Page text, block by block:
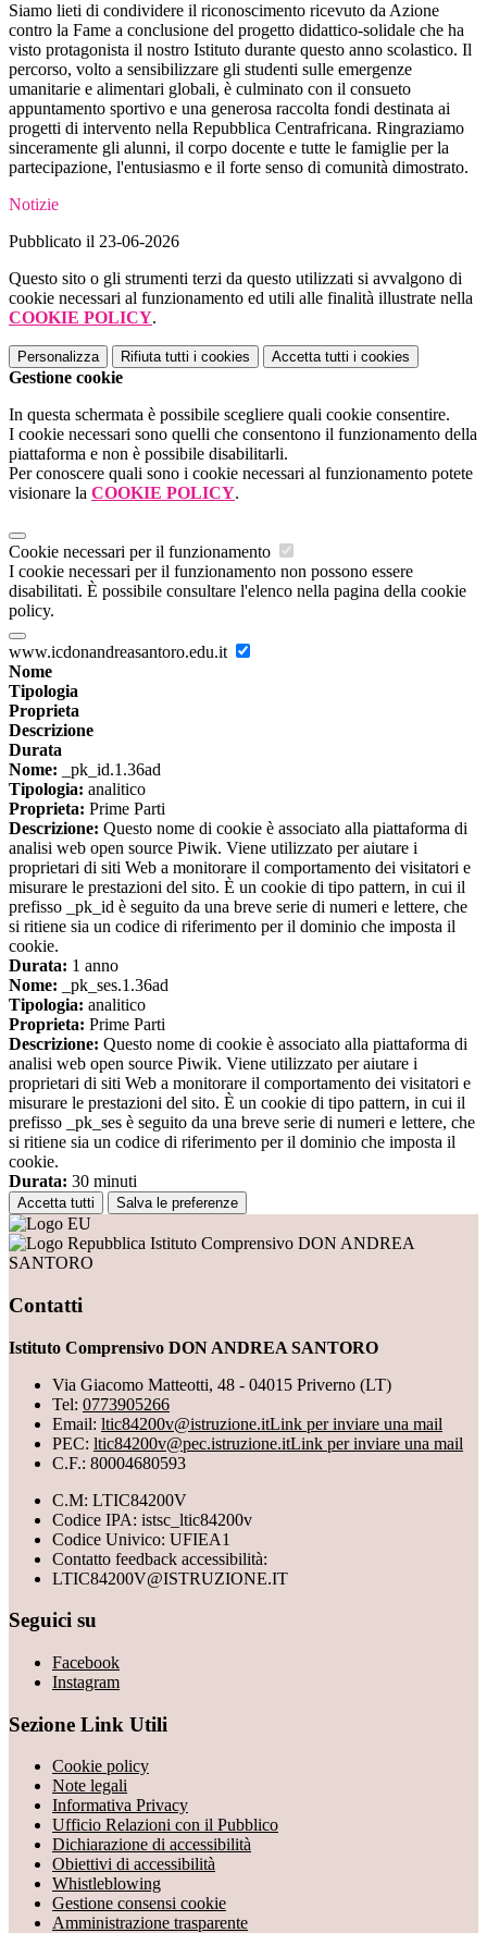
Siamo lieti di condividere il riconoscimento ricevuto da Azione
contro la Fame a conclusione del progetto didattico-solidale che ha
visto protagonista il nostro Istituto durante questo anno scolastico. Il
percorso, volto a sensibilizzare gli studenti sulle emergenze
umanitarie e alimentari globali, è culminato con il consueto
appuntamento sportivo e una generosa raccolta fondi destinata ai
progetti di intervento nella Repubblica Centrafricana. Ringraziamo
sinceramente gli alunni, il corpo docente e tutte le famiglie per la
partecipazione, l'entusiasmo e il forte senso di comunità dimostrato.
Notizie
Pubblicato il 23-06-2026
Questo sito o gli strumenti terzi da questo utilizzati si avvalgono di
cookie necessari al funzionamento ed utili alle finalità illustrate nella
COOKIE POLICY.
Personalizza Rifiuta tutti i cookies Accetta tutti i cookies
Gestione cookie
In questa schermata è possibile scegliere quali cookie consentire.
I cookie necessari sono quelli che consentono il funzionamento della
piattaforma e non è possibile disabilitarli.
Per conoscere quali sono i cookie necessari al funzionamento potete
visionare la COOKIE POLICY.
Cookie necessari per il funzionamento
I cookie necessari per il funzionamento non possono essere
disabilitati. È possibile consultare l'elenco nella pagina della cookie
policy.
www.icdonandreasantoro.edu.it
Nome
Tipologia
Proprieta
Descrizione
Durata
Nome: _pk_id.1.36ad
Tipologia: analitico
Proprieta: Prime Parti
Descrizione: Questo nome di cookie è associato alla piattaforma di
analisi web open source Piwik. Viene utilizzato per aiutare i
proprietari di siti Web a monitorare il comportamento dei visitatori e
misurare le prestazioni del sito. È un cookie di tipo pattern, in cui il
prefisso _pk_id è seguito da una breve serie di numeri e lettere, che
si ritiene sia un codice di riferimento per il dominio che imposta il
cookie.
Durata: 1 anno
Nome: _pk_ses.1.36ad
Tipologia: analitico
Proprieta: Prime Parti
Descrizione: Questo nome di cookie è associato alla piattaforma di
analisi web open source Piwik. Viene utilizzato per aiutare i
proprietari di siti Web a monitorare il comportamento dei visitatori e
misurare le prestazioni del sito. È un cookie di tipo pattern, in cui il
prefisso _pk_ses è seguito da una breve serie di numeri e lettere, che
si ritiene sia un codice di riferimento per il dominio che imposta il
cookie.
Durata: 30 minuti
Accetta tutti Salva le preferenze
Istituto Comprensivo DON ANDREA
SANTORO
Contatti
Istituto Comprensivo DON ANDREA SANTORO
Via Giacomo Matteotti, 48 - 04015 Priverno (LT)
Tel: 0773905266
Email: ltic84200v@istruzione.itLink per inviare una mail
PEC: ltic84200v@pec.istruzione.itLink per inviare una mail
C.F.: 80004680593
C.M: LTIC84200V
Codice IPA: istsc_ltic84200v
Codice Univico: UFIEA1
Contatto feedback accessibilità:
LTIC84200V@ISTRUZIONE.IT
Seguici su
Facebook
Instagram
Sezione Link Utili
Cookie policy
Note legali
Informativa Privacy
Ufficio Relazioni con il Pubblico
Dichiarazione di accessibilità
Obiettivi di accessibilità
Whistleblowing
Gestione consensi cookie
Amministrazione trasparente